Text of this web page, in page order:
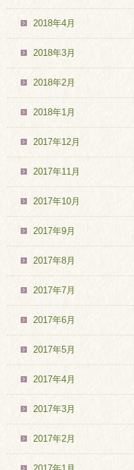
2018年4月
2018年3月
2018年2月
2018年1月
2017年12月
2017年11月
2017年10月
2017年9月
2017年8月
2017年7月
2017年6月
2017年5月
2017年4月
2017年3月
2017年2月